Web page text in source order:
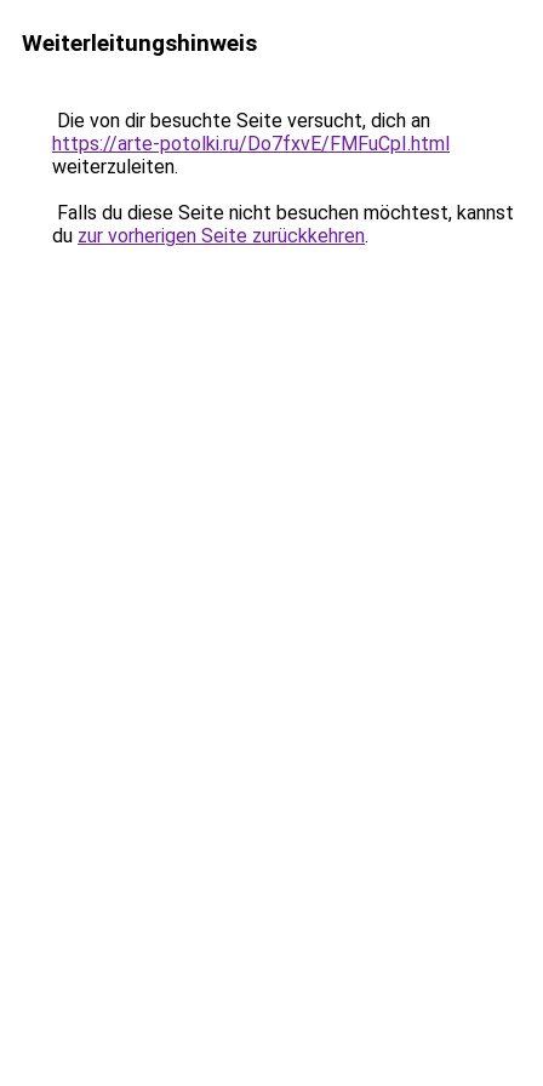
Weiterleitungshinweis
Die von dir besuchte Seite versucht, dich an
https://arte-potolki.ru/Do7fxvE/FMFuCpI.html
weiterzuleiten.
Falls du diese Seite nicht besuchen möchtest, kannst
du zur vorherigen Seite zurückkehren.